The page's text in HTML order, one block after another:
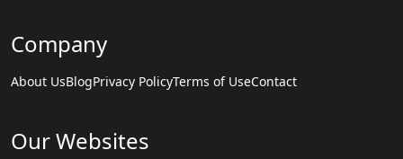
Company
About UsBlogPrivacy PolicyTerms of UseContact
Our Websites